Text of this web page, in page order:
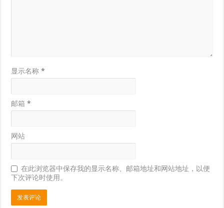
显示名称*
邮箱*
网站
在此浏览器中保存我的显示名称、邮箱地址和网站地址，以便
下次评论时使用。